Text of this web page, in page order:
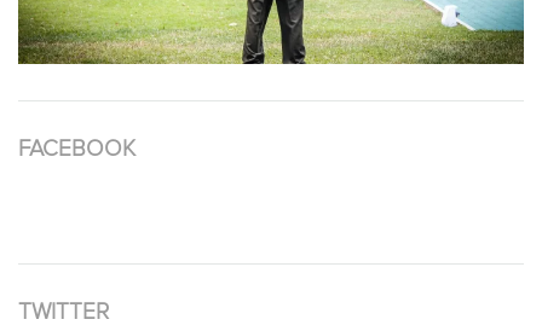
FACEBOOK
TWITTER